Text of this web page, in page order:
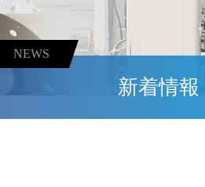
新着情報
NEWS